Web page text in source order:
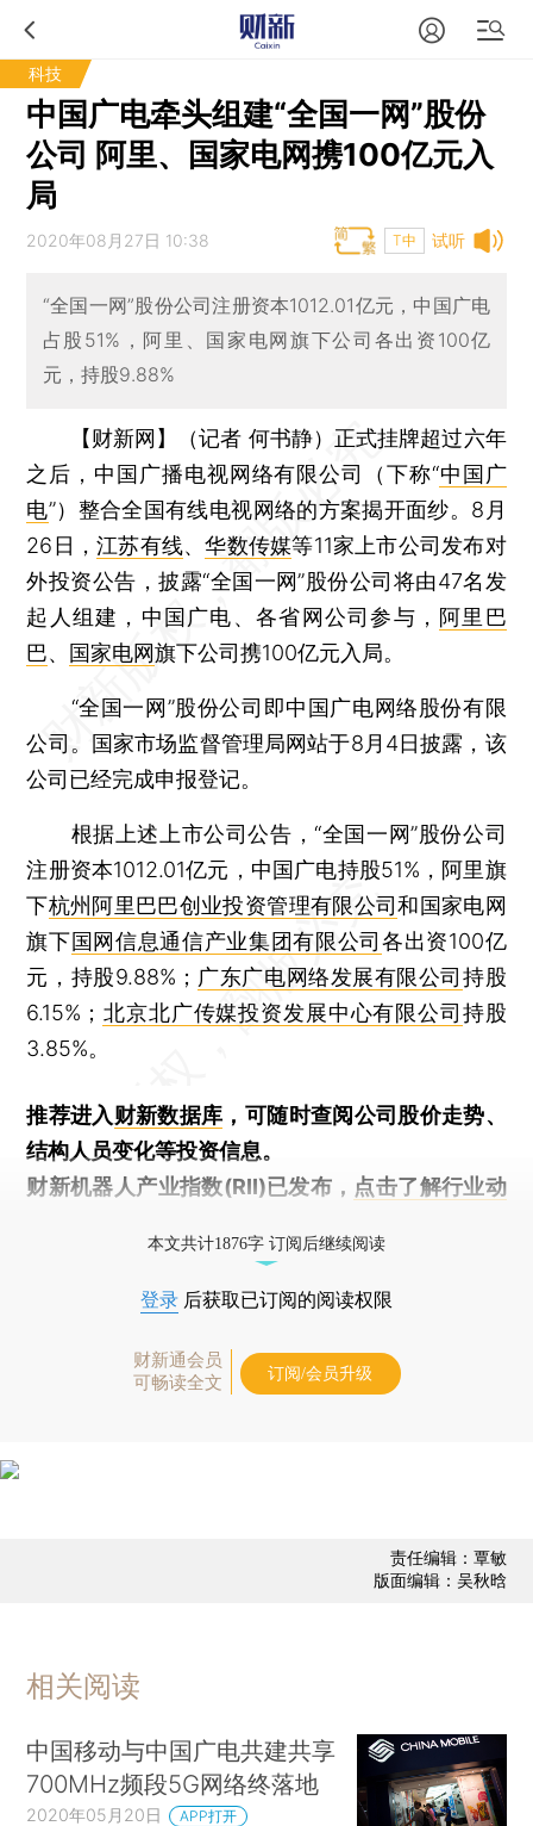
科技
中国广电牵头组建“全国一网”股份
公司 阿里、国家电网携100亿元入
局
试听
2020年08月27日 10:38 T中
“全国一网”股份公司注册资本1012.01亿元，中国广电
占股51%，阿里、国家电网旗下公司各出资100亿
元，持股9.88%
【财新网】（记者 何书静） 正式挂牌超过六年
之后，中国广播电视网络有限公司（下称“中国广
电”）整合全国有线电视网络的方案揭开面纱。8月
26日，江苏有线、华数传媒等11家上市公司发布对
外投资公告，披露“全国一网”股份公司将由47名发
起人组建，中国广电、各省网公司参与， 阿里巴
巴、 国家电网旗下公司携100亿元入局。
“全国一网”股份公司即中国广电网络股份有限
公司。国家市场监督管理局网站于8月4日披露，该
公司已经完成申报登记。
根据上述上市公司公告，“全国一网”股份公司
注册资本1012.01亿元，中国广电持股51%，阿里旗
下杭州阿里巴巴创业投资管理有限公司和国家电网
旗下国网信息通信产业集团有限公司 各出资100亿
元，持股9.88%； 广东广电网络发展有限公司持股
6.15%； 北京北广传媒投资发展中心有限公司 持股
3.85%。
推荐进入财新数据库 ，可随时查阅公司股价走势、
结构人员变化等投资信息。
财新机器人产业指数(RII)已发布， 点击了解行业动
本文共计1876字 订阅后继续阅读
登录 后获取已订阅的阅读权限
财新通会员
可畅读全文
订阅/会员升级
责任编辑：覃敏
版面编辑：吴秋晗
相关阅读
中国移动与中国广电共建共享
700MHz频段5G网络终落地
2020年05月20日 APP打开